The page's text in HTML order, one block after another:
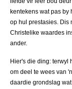
kentekens wat pas
op hul prestasies. Dis
Christelike waardes
ander.
Hier's die ding: terwyl
om deel te wees van
daardie grondslag